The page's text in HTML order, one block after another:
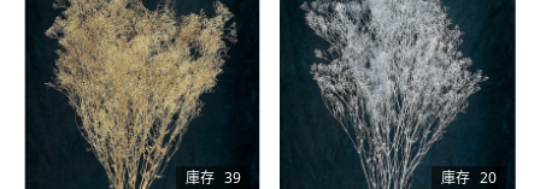
庫存 39 庫存 20